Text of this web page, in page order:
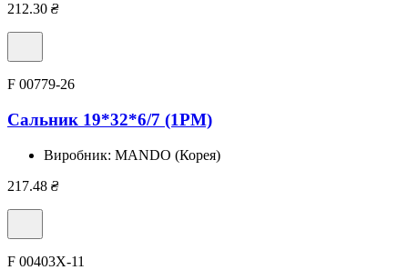
212.30 ₴
F 00779-26
Сальник 19*32*6/7 (1PM)
Виробник: MANDO (Корея)
217.48 ₴
F 00403X-11